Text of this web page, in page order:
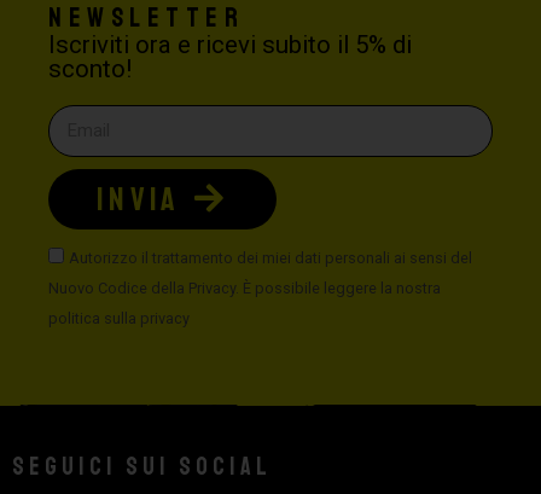
Newsletter
Iscriviti ora e ricevi subito il 5% di
sconto!
Autorizzo il trattamento dei miei dati personali ai sensi del
Nuovo Codice della Privacy. È possibile leggere la nostra
politica sulla privacy
INVIA
Seguici sui social